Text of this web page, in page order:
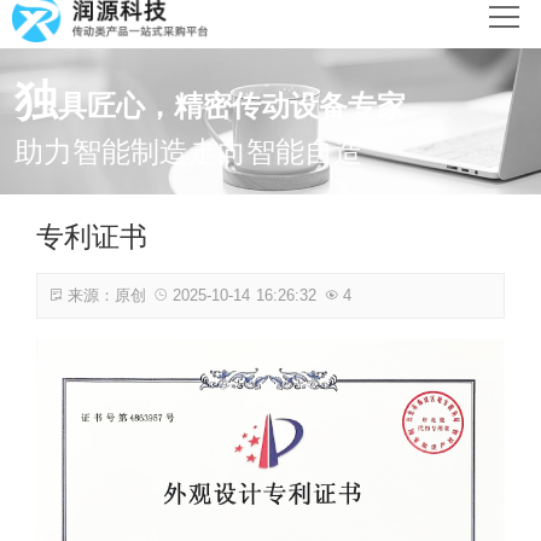
网站首页
产品中心
解决方案
联系我们
独具匠心，精密传动设备专家
助力智能制造走向智能自造
专利证书
来源：原创 2025-10-14 16:26:32 4